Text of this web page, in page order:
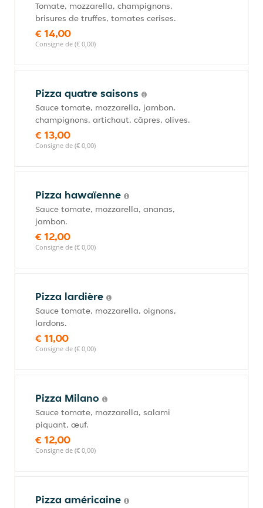
Tomate, mozzarella, champignons,
brisures de truffes, tomates cerises.
€ 14,00
Consigne de (€ 0,00)
Pizza quatre saisons
Sauce tomate, mozzarella, jambon,
champignons, artichaut, câpres, olives.
€ 13,00
Consigne de (€ 0,00)
Pizza hawaïenne
Sauce tomate, mozzarella, ananas,
jambon.
€ 12,00
Consigne de (€ 0,00)
Pizza lardière
Sauce tomate, mozzarella, oignons,
lardons.
€ 11,00
Consigne de (€ 0,00)
Pizza Milano
Sauce tomate, mozzarella, salami
piquant, œuf.
€ 12,00
Consigne de (€ 0,00)
Pizza américaine